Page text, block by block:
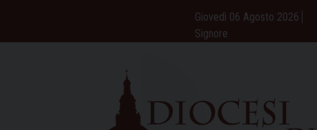
content
Giovedì 06 Agosto 2026
Signore